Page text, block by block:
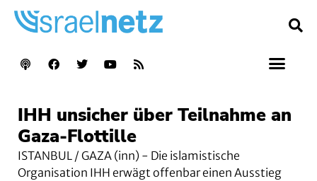
IHH unsicher über Teilnahme an
Gaza-Flottille
ISTANBUL / GAZA (inn) - Die islamistische
Organisation IHH erwägt offenbar einen Ausstieg